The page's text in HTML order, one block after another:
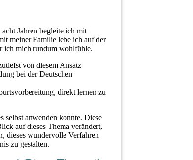
Jahren begleite ich mit
meiner Familie lebe ich auf der
ich mich rundum wohlfühle.
von diesem Ansatz
bei der Deutschen
direkt lernen zu
selbst anwenden konnte. Diese
auf dieses Thema verändert,
dieses wundervolle Verfahren
zu gestalten.